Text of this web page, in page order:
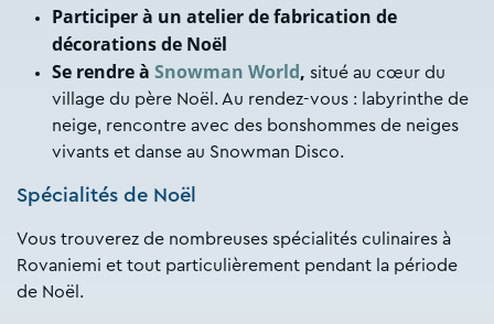
Participer à un atelier de fabrication de
décorations de Noël
Se rendre à Snowman World, situé au cœur du
village du père Noël. Au rendez-vous : labyrinthe de
neige, rencontre avec des bonshommes de neiges
vivants et danse au Snowman Disco.
Spécialités de Noël
Vous trouverez de nombreuses spécialités culinaires à
Rovaniemi et tout particulièrement pendant la période
de Noël.